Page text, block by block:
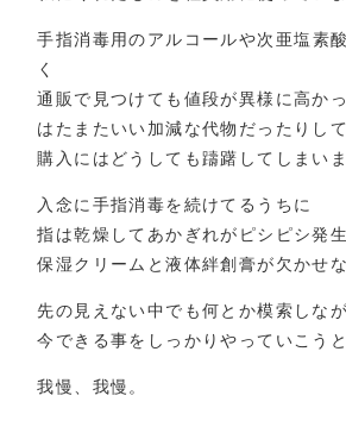
手指消毒用のアルコールや次亜塩素
く
通販で見つけても値段が異様に高か
はたまたいい加減な代物だったりして
購入にはどうしても躊躇してしまい
入念に手指消毒を続けてるうちに
指は乾燥してあかぎれがピシピシ発
保湿クリームと液体絆創膏が欠かせ
先の見えない中でも何とか模索しな
今できる事をしっかりやっていこう
我慢、我慢。